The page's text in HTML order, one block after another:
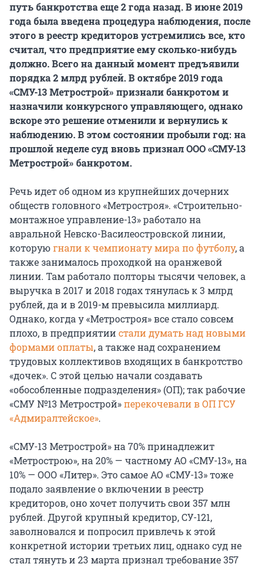
путь банкротства еще 2 года назад. В июне 2019
года была введена процедура наблюдения, после
этого в реестр кредиторов устремились все, кто
считал, что предприятие ему сколько-нибудь
должно. Всего на данный момент предъявили
порядка 2 млрд рублей. В октябре 2019 года
«СМУ-13 Метрострой» признали банкротом и
назначили конкурсного управляющего, однако
вскоре это решение отменили и вернулись к
наблюдению. В этом состоянии пробыли год: на
прошлой неделе суд вновь признал ООО «СМУ-13
Метрострой» банкротом.
Речь идет об одном из крупнейших дочерних
обществ головного «Метростроя». «Строительно-
монтажное управление-13» работало на
авральной Невско-Василеостровской линии,
которую гнали к чемпионату мира по футболу, а
также занималось проходкой на оранжевой
линии. Там работало полторы тысячи человек, а
выручка в 2017 и 2018 годах тянулась к 3 млрд
рублей, да и в 2019-м превысила миллиард.
Однако, когда у «Метростроя» все стало совсем
плохо, в предприятиистали думать над новыми
формами оплаты, а также над сохранением
трудовых коллективов входящих в банкротство
«дочек». С этой целью начали создавать
«обособленные подразделения» (ОП); так рабочие
«СМУ №13 Метрострой»перекочевали в ОП ГСУ
«Адмиралтейское».
«СМУ-13 Метрострой» на 70% принадлежит
«Метрострою», на 20% — частному АО «СМУ-13», на
10% — ООО «Литер». Это самое АО «СМУ-13» тоже
подало заявление о включении в реестр
кредиторов, оно хочет получить свои 357 млн
рублей. Другой крупный кредитор, СУ-121,
заволновался и попросил привлечь к этой
конкретной истории третьих лиц, однако суд не
стал тянуть и 23 марта признал требование 357